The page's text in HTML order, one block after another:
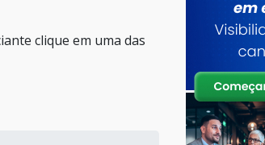
clique em uma das